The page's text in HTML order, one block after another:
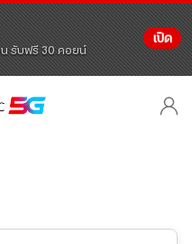
น รับฟรี 30 คอยน์
เปิด